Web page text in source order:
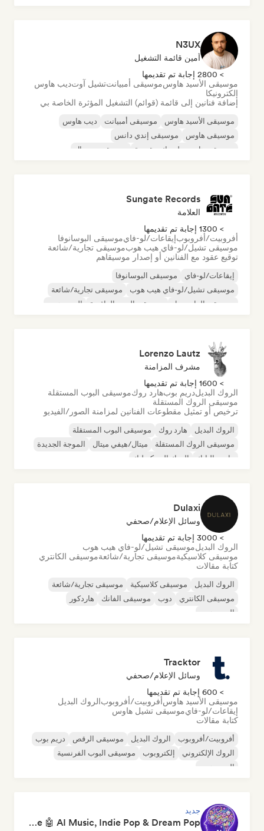
N3UX
أمين قائمة التشغيل
> 2800 إجابة تم تقديمها
موسيقى الأسيد هاوسموسيقى أمبيانتتشيل آوتديب هاوس
إلكترونيكا
إضافة فنانين إلى قائمة (قوائم) التشغيل المؤثرة الخاصة بي
موسيقى الأسيد هاوس موسيقى أمبيانت
ديب هاوس
موسيقى هاوس
موسيقى إندي دانس
موسيقى هاوس ملوديك وتقدمية
موسيقى مينيمال
Sungate Records
العلامة
> 1300 إجابة تم تقديمها
أفروبيت/أفروبوبإيقاعات/لو-فايموسيقى البوسانوفا
موسيقى تشيل/لو-فاي هيب هوبموسيقى تجارية/شائعة
توقيع عقود مع الفنانين أو إصدار موسيقاهم
إيقاعات/لو-فاي
موسيقى البوسانوفا
موسيقى تشيل/لو-فاي هيب هوب
موسيقى تجارية/شائعة
موسيقى الدانسهول
موسيقى البوب الراقصة
الهيب هوب
Lorenzo Lautz
مشرف المزامنة
> 1600 إجابة تم تقديمها
الروك البديلدريم بوبهارد روكموسيقى البوب المستقلة
موسيقى الروك المستقلة
ترخيص أو تمثيل مقطوعات الفنانين لمزامنة الصور/الفيديو
الروك البديل هارد روك
موسيقى البوب المستقلة
موسيقى الروك المستقلة
ميتال/هيفي ميتال
الموجة الجديدة
ما بعد البانك
الروك السيكديليك
Dulaxi
وسائل الإعلام/صحفي
> 3000 إجابة تم تقديمها
الروك البديلموسيقى تشيل/لو-فاي هيب هوب
موسيقى كلاسيكيةموسيقى تجارية/شائعةموسيقى الكانتري
كتابة مقالات
الروك البديل موسيقى كلاسيكية
موسيقى تجارية/شائعة
موسيقى الكانتري
دوب موسيقى الفانك
هاردكور
الهيب هوب
Tracktor
وسائل الإعلام/صحفي
> 600 إجابة تم تقديمها
موسيقى الأسيد هاوسأفروبيت/أفروبوبالروك البديل
إيقاعات/لو-فايموسيقى تشيل هاوس
كتابة مقالات
أفروبيت/أفروبوب الروك البديل موسيقى الرقص
دريم بوب
الروك الإلكتروني
إلكتروبوب
موسيقى البوب الفرنسية
الهيب هوب
جديد
Pop Machine Mode 🤖 AI Music, Indie Pop & Dream Pop